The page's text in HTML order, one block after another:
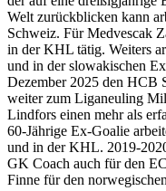
Welt zurückblicken kann
Schweiz. Für Medvescak
in der KHL tätig. Weiters
und in der slowakischen
Dezember 2025 den HCB
weiter zum Liganeuling
Lindfors einen mehr als
60-Jährige Ex-Goalie
und in der KHL. 2019-
GK Coach auch für den
Finne für den